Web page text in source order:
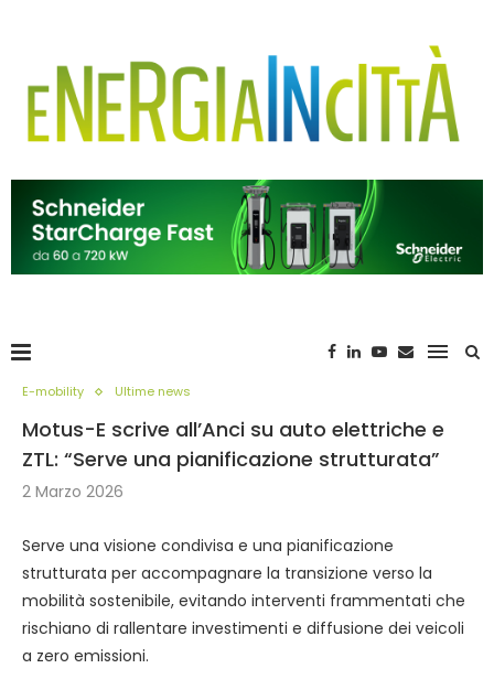
E-mobility Ultime news
Motus-E scrive all’Anci su auto elettriche e
ZTL: “Serve una pianificazione strutturata”
2 Marzo 2026
Serve una visione condivisa e una pianificazione
strutturata per accompagnare la transizione verso la
mobilità sostenibile, evitando interventi frammentati che
rischiano di rallentare investimenti e diffusione dei veicoli
a zero emissioni.